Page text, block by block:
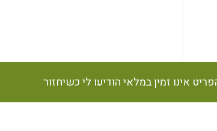
אינו זמין במלאי הודיעו לי כשיחזור